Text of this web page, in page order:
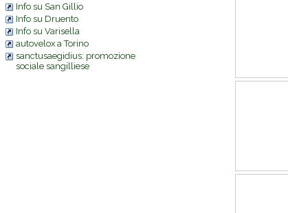
Info su San Gillio
Info su Druento
Info su Varisella
autovelox a Torino
sanctusaegidius: promozione
sociale sangilliese